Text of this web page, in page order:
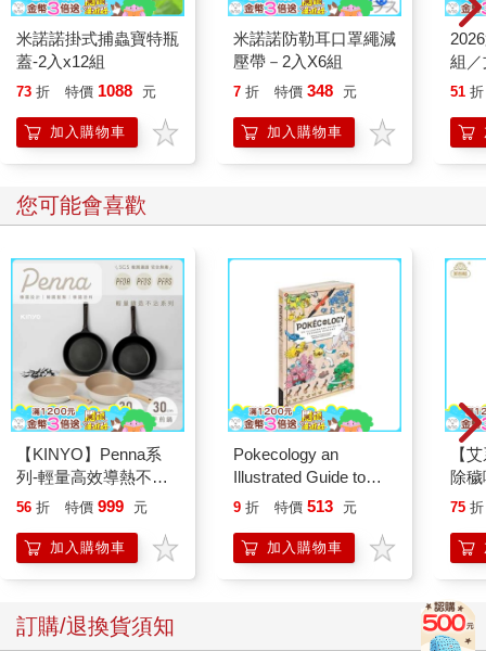
米諾諾掛式捕蟲寶特瓶
蓋-2入x12組
73 折 特價 1088 元
加入購物車
米諾諾防勒耳口罩繩減
壓帶－2入X6組
7 折 特價 348 元
加入購物車
組
51 折
您可能會喜歡
【KINYO】Penna系
列-輕量高效導熱不沾
平煎鍋30cm
56 折 特價 999 元
加入購物車
Pokecology an
Illustrated Guide to
Pokemon Ecology
Press)
9 折 特價 513 元
加入購物車
【
除
平安
另
75 折
訂購/退換貨須知